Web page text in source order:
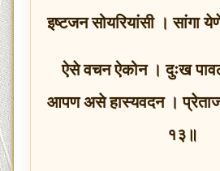
इष्टजन सोयरियांसी । सांगा
ऐसे वचन ऐकोन । दुःख
आपण असे हास्यवदन ।
१३॥